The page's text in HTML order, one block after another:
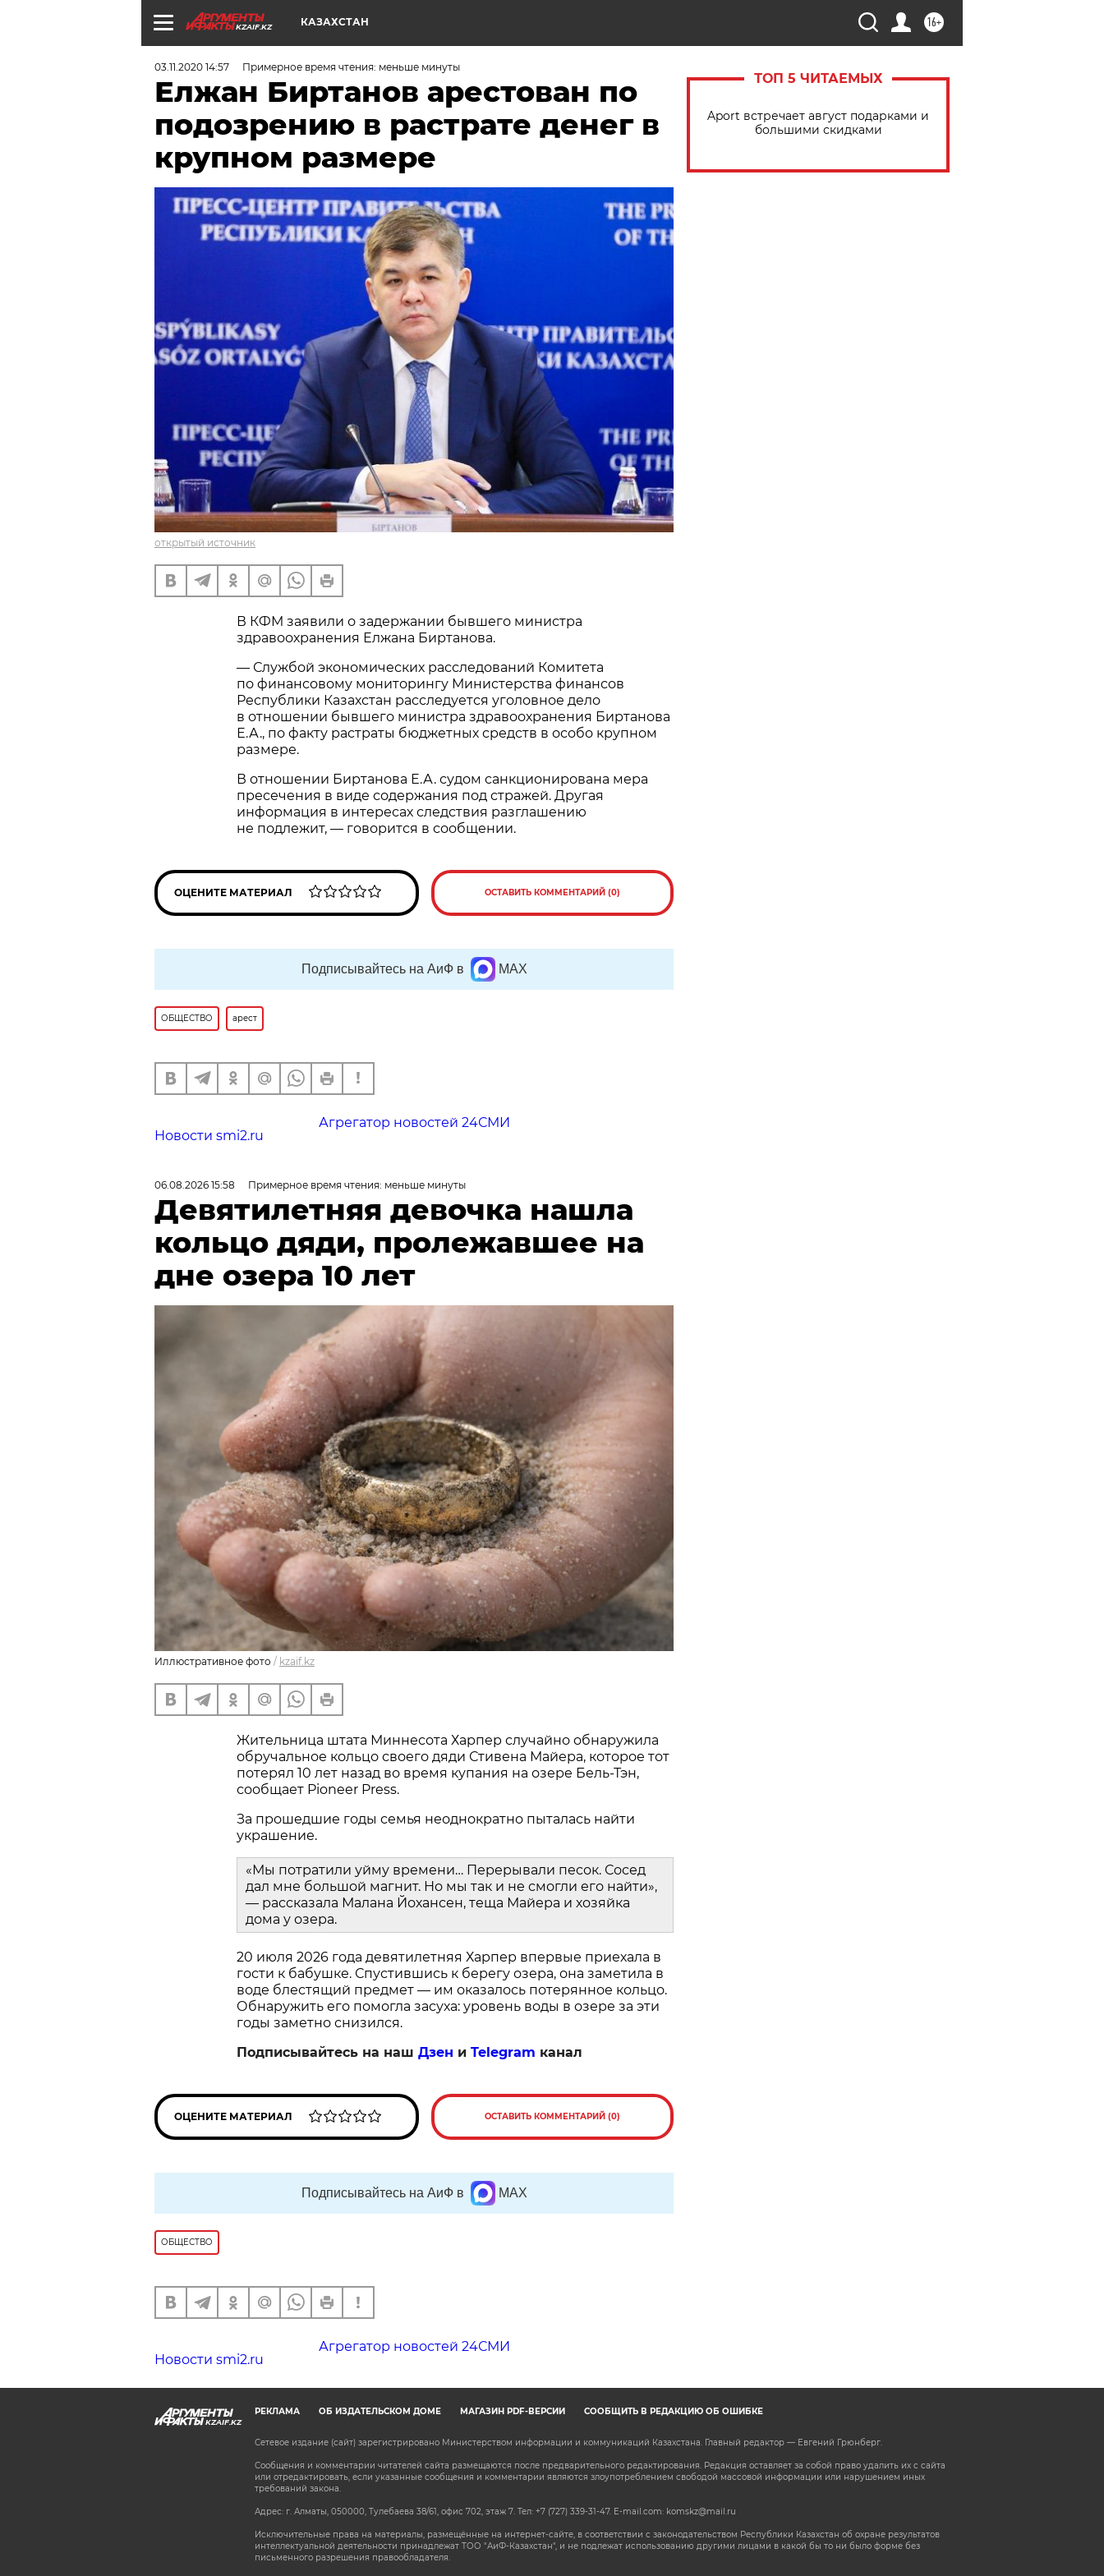
KZAIF.KZ 16+
КАЗАХСТАН
03.11.2020 14:57 Примерное время чтения: меньше минуты
Елжан Биртанов арестован по
подозрению в растрате денег в
крупном размере
открытый источник
В КФМ заявили о задержании бывшего министра
здравоохранения Елжана Биртанова.
— Службой экономических расследований Комитета
по финансовому мониторингу Министерства финансов
Республики Казахстан расследуется уголовное дело
в отношении бывшего министра здравоохранения Биртанова
Е.А., по факту растраты бюджетных средств в особо крупном
размере.
В отношении Биртанова Е.А. судом санкционирована мера
пресечения в виде содержания под стражей. Другая
информация в интересах следствия разглашению
не подлежит, — говорится в сообщении.
ОЦЕНИТЕ МАТЕРИАЛ ОСТАВИТЬ КОММЕНТАРИЙ (0)
Подписывайтесь на АиФ в MAX
ОБЩЕСТВО арест
Агрегатор новостей 24СМИ
Новости smi2.ru
ТОП 5 ЧИТАЕМЫХ
Aport встречает август подарками и
большими скидками
06.08.2026 15:58 Примерное время чтения: меньше минуты
Девятилетняя девочка нашла
кольцо дяди, пролежавшее на
дне озера 10 лет
Иллюстративное фото / kzaif.kz
Жительница штата Миннесота Харпер случайно обнаружила
обручальное кольцо своего дяди Стивена Майера, которое тот
потерял 10 лет назад во время купания на озере Бель-Тэн,
сообщает Pioneer Press.
За прошедшие годы семья неоднократно пыталась найти
украшение.
«Мы потратили уйму времени… Перерывали песок. Сосед
дал мне большой магнит. Но мы так и не смогли его найти»,
— рассказала Малана Йохансен, теща Майера и хозяйка
дома у озера.
20 июля 2026 года девятилетняя Харпер впервые приехала в
гости к бабушке. Спустившись к берегу озера, она заметила в
воде блестящий предмет — им оказалось потерянное кольцо.
Обнаружить его помогла засуха: уровень воды в озере за эти
годы заметно снизился.
Подписывайтесь на наш Дзен и Telegram канал
ОЦЕНИТЕ МАТЕРИАЛ ОСТАВИТЬ КОММЕНТАРИЙ (0)
Подписывайтесь на АиФ в MAX
ОБЩЕСТВО
Агрегатор новостей 24СМИ
Новости smi2.ru
KZAIF.KZ
РЕКЛАМА ОБ ИЗДАТЕЛЬСКОМ ДОМЕ МАГАЗИН PDF-ВЕРСИЙ СООБЩИТЬ В РЕДАКЦИЮ ОБ ОШИБКЕ
Сетевое издание (сайт) зарегистрировано Министерством информации и коммуникаций Казахстана. Главный редактор — Евгений Грюнберг.
Сообщения и комментарии читателей сайта размещаются после предварительного редактирования. Редакция оставляет за собой право удалить их с сайта
или отредактировать, если указанные сообщения и комментарии являются злоупотреблением свободой массовой информации или нарушением иных
требований закона.
Адрес: г. Алматы, 050000, Тулебаева 38/61, офис 702, этаж 7. Тел: +7 (727) 339-31-47. E-mail.com: komskz@mail.ru
Исключительные права на материалы, размещённые на интернет-сайте, в соответствии с законодательством Республики Казахстан об охране результатов
интеллектуальной деятельности принадлежат ТОО "АиФ-Казахстан", и не подлежат использованию другими лицами в какой бы то ни было форме без
письменного разрешения правообладателя.